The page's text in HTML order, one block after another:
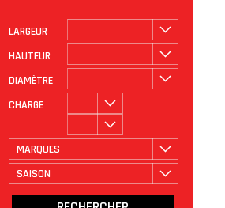
LARGEUR
HAUTEUR
DIAMÈTRE
CHARGE
MARQUES
SAISON